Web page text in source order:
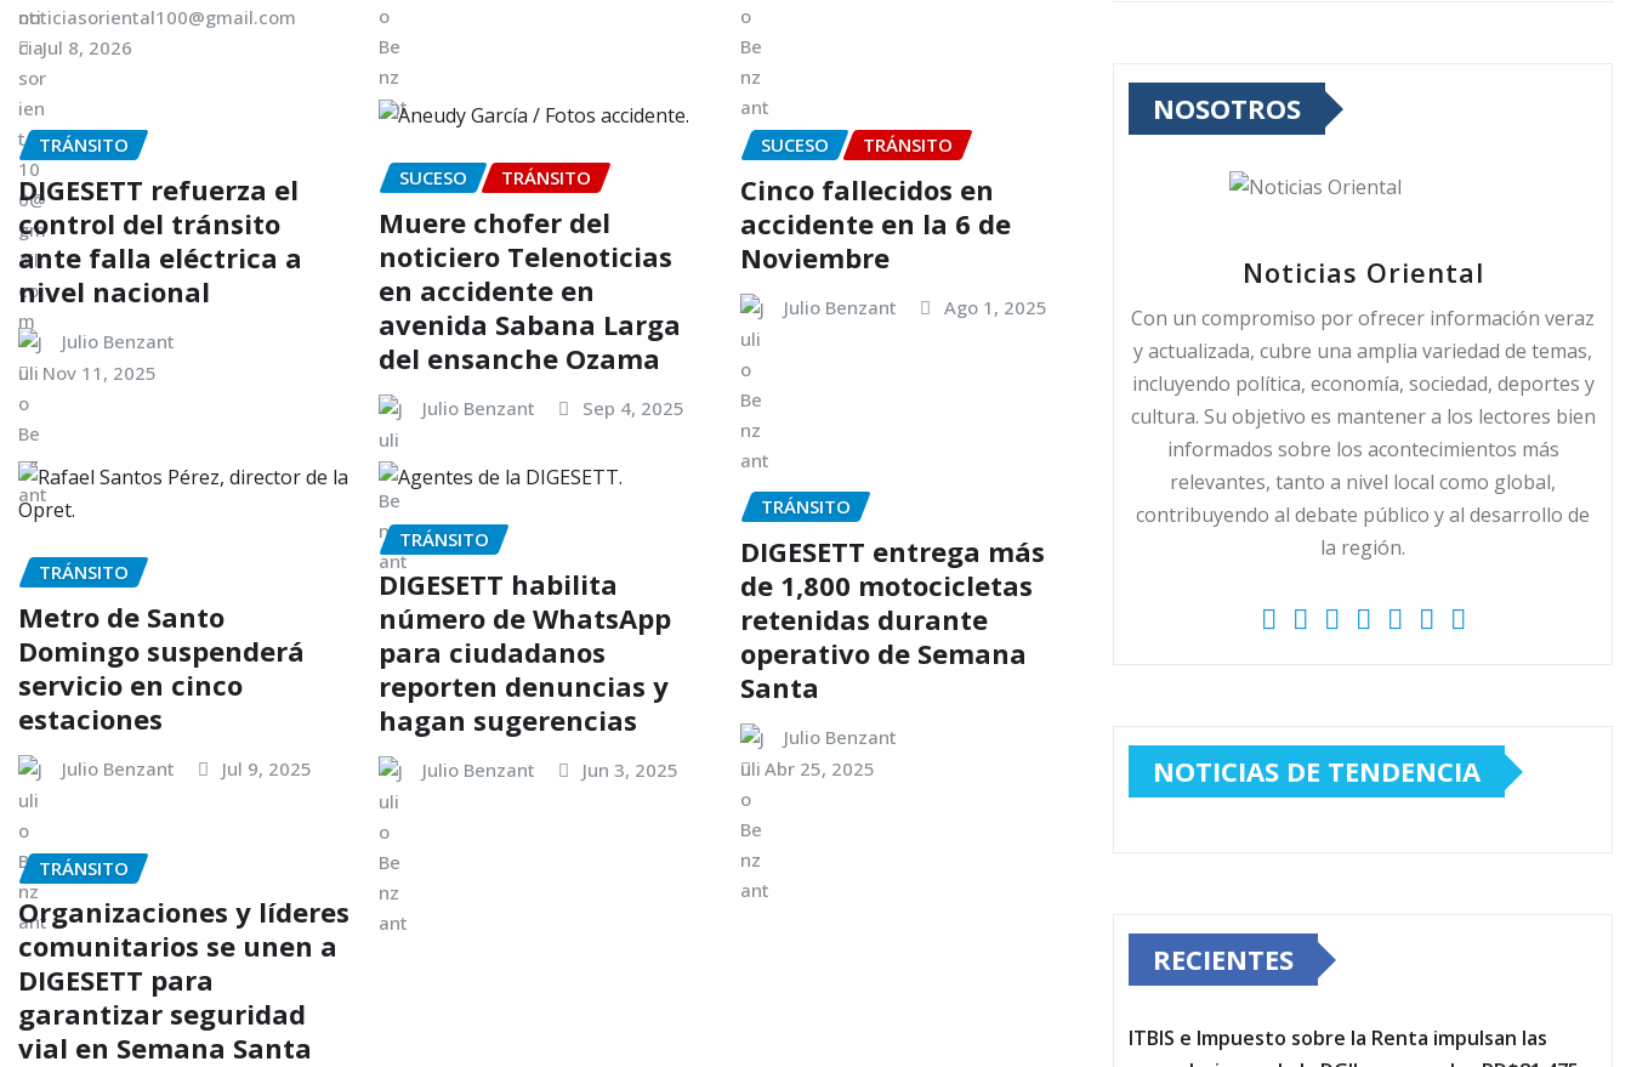
noticiasoriental100@gmail.com
Jul 8, 2026
TRÁNSITO
DIGESETT refuerza el
control del tránsito
ante falla eléctrica a
nivel nacional
Julio Benzant
Nov 11, 2025
SUCESO TRÁNSITO
Muere chofer del
noticiero Telenoticias
en accidente en
avenida Sabana Larga
del ensanche Ozama
Julio Benzant Sep 4, 2025
SUCESO TRÁNSITO
Cinco fallecidos en
accidente en la 6 de
Noviembre
Julio Benzant Ago 1, 2025
TRÁNSITO
Metro de Santo
Domingo suspenderá
servicio en cinco
estaciones
Julio Benzant Jul 9, 2025
TRÁNSITO
DIGESETT habilita
número de WhatsApp
para ciudadanos
reporten denuncias y
hagan sugerencias
Julio Benzant Jun 3, 2025
TRÁNSITO
DIGESETT entrega más
de 1,800 motocicletas
retenidas durante
operativo de Semana
Santa
Julio Benzant
Abr 25, 2025
TRÁNSITO
Organizaciones y líderes
comunitarios se unen a
DIGESETT para
garantizar seguridad
vial en Semana Santa
NOSOTROS
Noticias Oriental
Con un compromiso por ofrecer información veraz
y actualizada, cubre una amplia variedad de temas,
incluyendo política, economía, sociedad, deportes y
cultura. Su objetivo es mantener a los lectores bien
informados sobre los acontecimientos más
relevantes, tanto a nivel local como global,
contribuyendo al debate público y al desarrollo de
la región.
NOTICIAS DE TENDENCIA
RECIENTES
ITBIS e Impuesto sobre la Renta impulsan las